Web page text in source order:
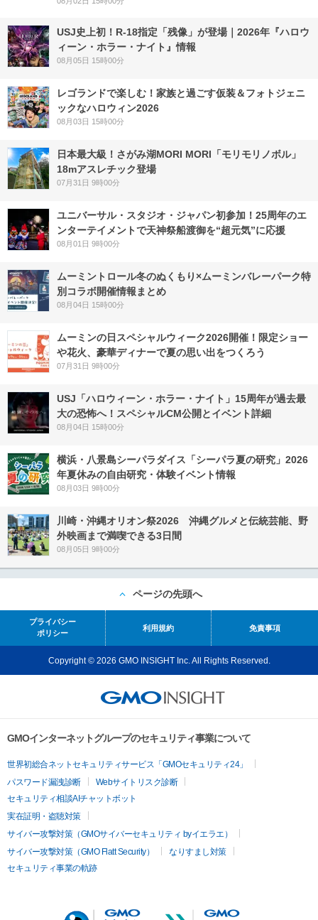
USJ史上初！R-18指定「残像」が登場｜2026年『ハロウ
ィーン・ホラー・ナイト』情報
08月05日 15時00分
レゴランドで楽しむ！家族と過ごす仮装＆フォトジェニ
ックなハロウィン2026
08月03日 15時00分
日本最大級！さがみ湖MORI MORI「モリモリノボル」
18mアスレチック登場
07月31日 9時00分
ユニバーサル・スタジオ・ジャパン初参加！25周年のエ
ンターテイメントで天神祭船渡御を“超元気”に応援
08月01日 9時00分
ムーミントロール冬のぬくもり×ムーミンバレーパーク特
別コラボ開催情報まとめ
08月04日 15時00分
ムーミンの日スペシャルウィーク2026開催！限定ショー
や花火、豪華ディナーで夏の思い出をつくろう
07月31日 9時00分
USJ「ハロウィーン・ホラー・ナイト」15周年が過去最
大の恐怖へ！スペシャルCM公開とイベント詳細
08月04日 15時00分
横浜・八景島シーパラダイス「シーパラ夏の研究」2026
年夏休みの自由研究・体験イベント情報
08月03日 9時00分
川崎・沖縄オリオン祭2026 沖縄グルメと伝統芸能、野
外映画まで満喫できる3日間
08月05日 9時00分
ページの先頭へ
プライバシー
ポリシー
利用規約 免責事項
Copyright © 2026 GMO INSIGHT Inc. All Rights Reserved.
GMOインターネットグループのセキュリティ事業について
世界初総合ネットセキュリティサービス「GMOセキュリティ24」
パスワード漏洩診断
Webサイトリスク診断
セキュリティ相談AIチャットボット
実在証明・盗聴対策
サイバー攻撃対策（GMOサイバーセキュリティ byイエラエ）
サイバー攻撃対策（GMO Flatt Security）
なりすまし対策
セキュリティ事業の軌跡